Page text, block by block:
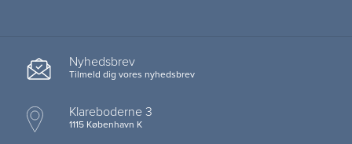
Nyhedsbrev
Tilmeld dig vores nyhedsbrev
Klareboderne 3
1115 København K